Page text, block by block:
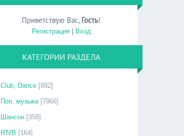
Приветствую Вас, Гость!
Регистрация| Вход
КАТЕГОРИИ РАЗДЕЛА
Club, Dance [892]
Поп, музыка [7966]
Шансон [358]
R'N'B [164]